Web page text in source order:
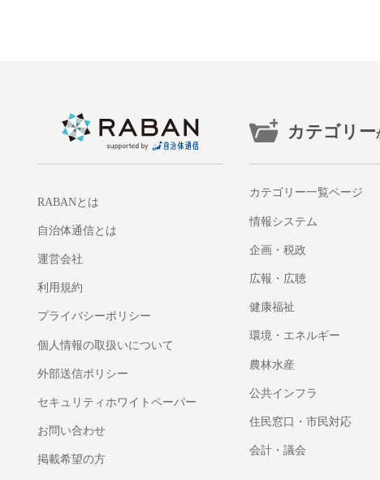
RABANとは
自治体通信とは
運営会社
利用規約
プライバシーポリシー
個人情報の取扱いについて
外部送信ポリシー
セキュリティホワイトペーパー
お問い合わせ
掲載希望の方
カテゴリー
カテゴリー一覧ページ
情報システム
企画・税政
広報・広聴
健康福祉
環境・エネルギー
農林水産
公共インフラ
住民窓口・市民対応
会計・議会